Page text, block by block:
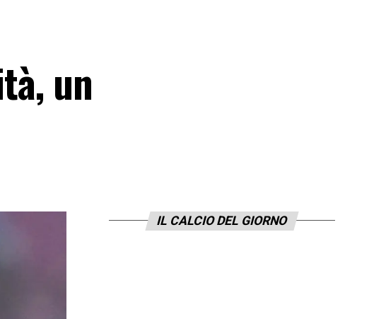
un
IL CALCIO DEL GIORNO